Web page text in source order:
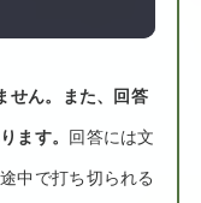
せん。また、回答
ます。 回答には文
中で打ち切られる